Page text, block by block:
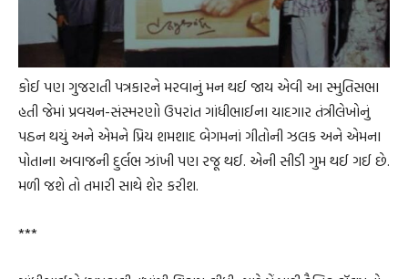
કોઈ પણ ગુજરાતી પત્રકારને મરવાનું મન થઈ જાય એવી આ સ્મુતિસભા
હતી જેમાં પ્રવચન-સંસ્મરણો ઉપરાંત ગાંધીભાઈના યાદગાર તંત્રીલેખોનું
પઠન થયું અને એમને પ્રિય શમશાદ બેગમનાં ગીતોની ઝલક અને એમના
પોતાના અવાજની દુર્લભ ઝાંખી પણ રજૂ થઈ. એની સીડી ગુમ થઈ ગઈ છે.
મળી જશે તો તમારી સાથે શેર કરીશ.
***